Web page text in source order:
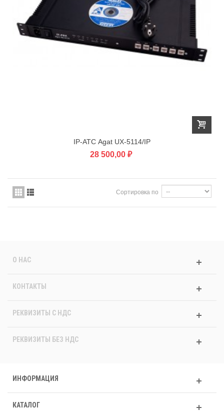
IP-АТС Agat UX-5114/IP
28 500,00 ₽
Сортировка по
О НАС
КОНТАКТЫ
РЕКВИЗИТЫ C НДС
РЕКВИЗИТЫ БЕЗ НДС
ИНФОРМАЦИЯ
КАТАЛОГ